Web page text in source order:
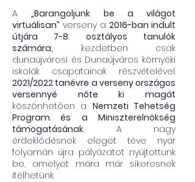
A„Barangoljunk be a világot
virtuálisan” verseny a 2016-ban indult
útjára 7-8. osztályos tanulók
számára, kezdetben csak
dunaújvárosi és Dunaújváros környéki
iskolák csapatainak részvételével.
2021/2022 tanévre a verseny országos
versennyé nőte ki magát
köszönhetően a Nemzeti Tehetség
Program és a Miniszterelnökség
támogatásának. A nagy
érdeklődésnek eleget téve nyár
folyamán újra pályázatot nyújtottunk
be, amelyet mára már sikeresnek
ítélhetünk.